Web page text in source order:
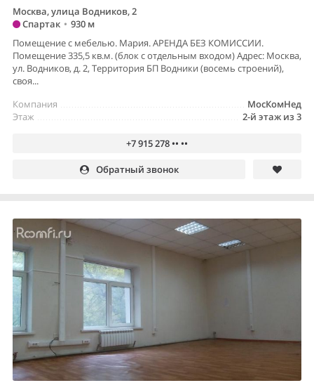
Москва, улица Водников, 2
Спартак • 930 м
Помещение с мебелью. Мария. АРЕНДА БЕЗ КОМИССИИ.
Помещение 335,5 кв.м. (блок с отдельным входом) Адрес: Москва,
ул. Водников, д. 2, Территория БП Водники (восемь строений),
своя...
МосКомНед
Компания
2-й этаж из 3
Этаж
+7 915 278 •• ••
Обратный звонок